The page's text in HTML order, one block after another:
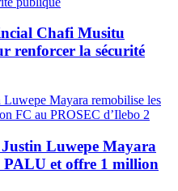
Chafi Musitu
renforcer la sécurité
Luwepe Mayara
PALU et offre 1 million